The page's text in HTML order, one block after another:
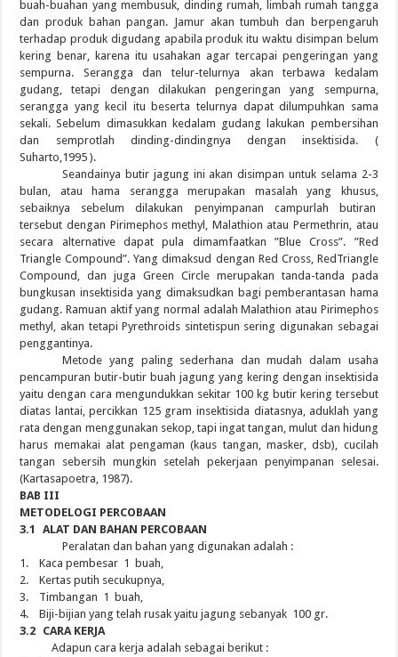
buah-buahan yang membusuk, dinding rumah, limbah rumah tangga
dan produk bahan pangan. Jamur akan tumbuh dan berpengaruh
terhadap produk digudang apabila produk itu waktu disimpan belum
kering benar, karena itu usahakan agar tercapai pengeringan yang
sempurna. Serangga dan telur-telurnya akan terbawa kedalam
gudang, tetapi dengan dilakukan pengeringan yang sempurna,
serangga yang kecil itu beserta telurnya dapat dilumpuhkan sama
sekali. Sebelum dimasukkan kedalam gudang lakukan pembersihan
dan semprotlah dinding-dindingnya dengan insektisida. (
Suharto,1995 ).
Seandainya butir jagung ini akan disimpan untuk selama 2-3
bulan, atau hama serangga merupakan masalah yang khusus,
sebaiknya sebelum dilakukan penyimpanan campurlah butiran
tersebut dengan Pirimephos methyl, Malathion atau Permethrin, atau
secara alternative dapat pula dimamfaatkan ”Blue Cross”. ”Red
Triangle Compound”. Yang dimaksud dengan Red Cross, RedTriangle
Compound, dan juga Green Circle merupakan tanda-tanda pada
bungkusan insektisida yang dimaksudkan bagi pemberantasan hama
gudang. Ramuan aktif yang normal adalah Malathion atau Pirimephos
methyl, akan tetapi Pyrethroids sintetispun sering digunakan sebagai
penggantinya.
Metode yang paling sederhana dan mudah dalam usaha
pencampuran butir-butir buah jagung yang kering dengan insektisida
yaitu dengan cara mengundukkan sekitar 100 kg butir kering tersebut
diatas lantai, percikkan 125 gram insektisida diatasnya, aduklah yang
rata dengan menggunakan sekop, tapi ingat tangan, mulut dan hidung
harus memakai alat pengaman (kaus tangan, masker, dsb), cucilah
tangan sebersih mungkin setelah pekerjaan penyimpanan selesai.
(Kartasapoetra, 1987).
BAB III
METODELOGI PERCOBAAN
3.1
ALAT DAN BAHAN PERCOBAAN
Peralatan dan bahan yang digunakan adalah :
1.
Kaca pembesar 1 buah,
2.
Kertas putih secukupnya,
3.
Timbangan 1 buah,
4.
Biji-bijian yang telah rusak yaitu jagung sebanyak 100 gr.
3.2 CARA KERJA
Adapun cara kerja adalah sebagai berikut :